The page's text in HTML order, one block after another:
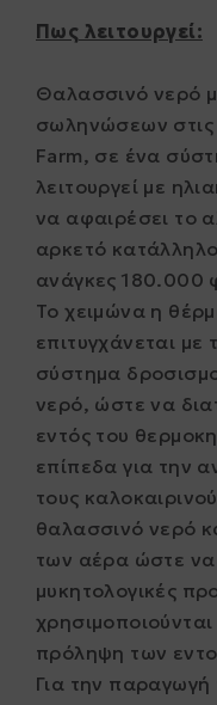
Πως λειτουργεί:
Θαλασσινό νερό
σωληνώσεων στις
Farm, σε ένα
λειτουργεί με
να αφαιρέσει το
αρκετό
ανάγκες 180.000
Το χειμώνα η
επιτυγχάνεται με
σύστημα
νερό, ώστε να
εντός του
επίπεδα για την
τους
θαλασσινό νερό
των αέρα ώστε να
μυκητολογικές
πρόληψη των
Για την παραγωγή